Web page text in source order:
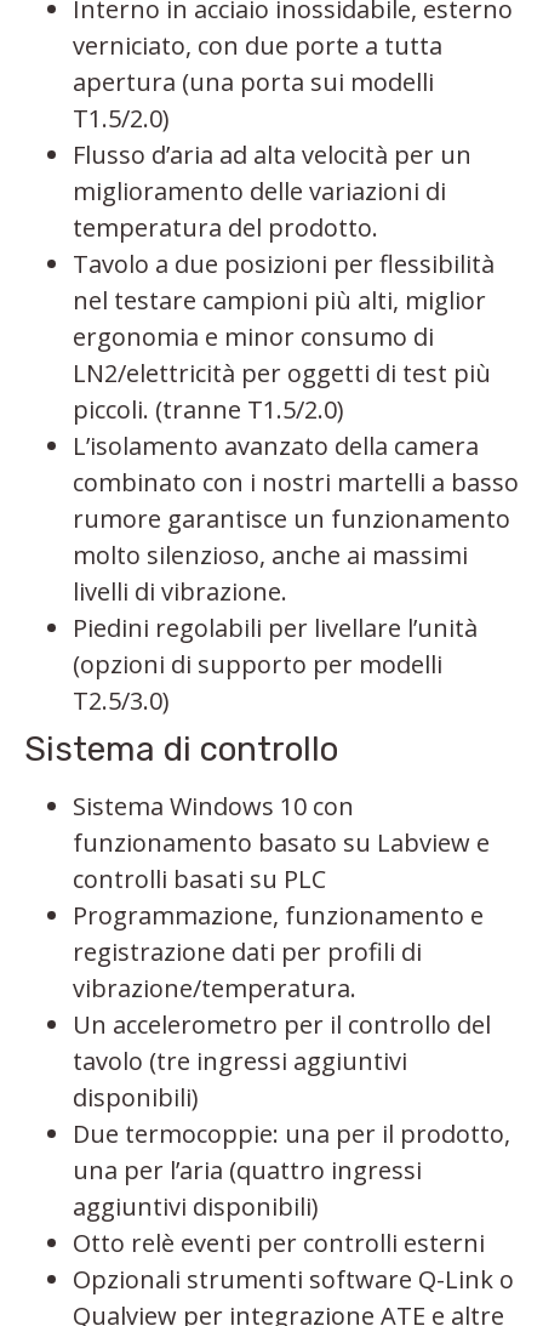
Interno in acciaio inossidabile, esterno
verniciato, con due porte a tutta
apertura (una porta sui modelli
T1.5/2.0)
Flusso d’aria ad alta velocità per un
miglioramento delle variazioni di
temperatura del prodotto.
Tavolo a due posizioni per flessibilità
nel testare campioni più alti, miglior
ergonomia e minor consumo di
LN2/elettricità per oggetti di test più
piccoli. (tranne T1.5/2.0)
L’isolamento avanzato della camera
combinato con i nostri martelli a basso
rumore garantisce un funzionamento
molto silenzioso, anche ai massimi
livelli di vibrazione.
Piedini regolabili per livellare l’unità
(opzioni di supporto per modelli
T2.5/3.0)
Sistema di controllo
Sistema Windows 10 con
funzionamento basato su Labview e
controlli basati su PLC
Programmazione, funzionamento e
registrazione dati per profili di
vibrazione/temperatura.
Un accelerometro per il controllo del
tavolo (tre ingressi aggiuntivi
disponibili)
Due termocoppie: una per il prodotto,
una per l’aria (quattro ingressi
aggiuntivi disponibili)
Otto relè eventi per controlli esterni
Opzionali strumenti software Q-Link o
Qualview per integrazione ATE e altre